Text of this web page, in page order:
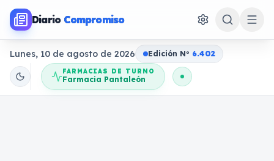
Diario Compromiso
Lunes, 10 de agosto de 2026 Edición No 6.402
FARMACIAS DE TURNO
Farmacia Pantaleón